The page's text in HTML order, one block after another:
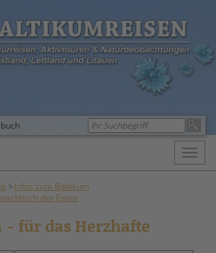
Infos zum Baltikum
der Esten
für das Herzhafte